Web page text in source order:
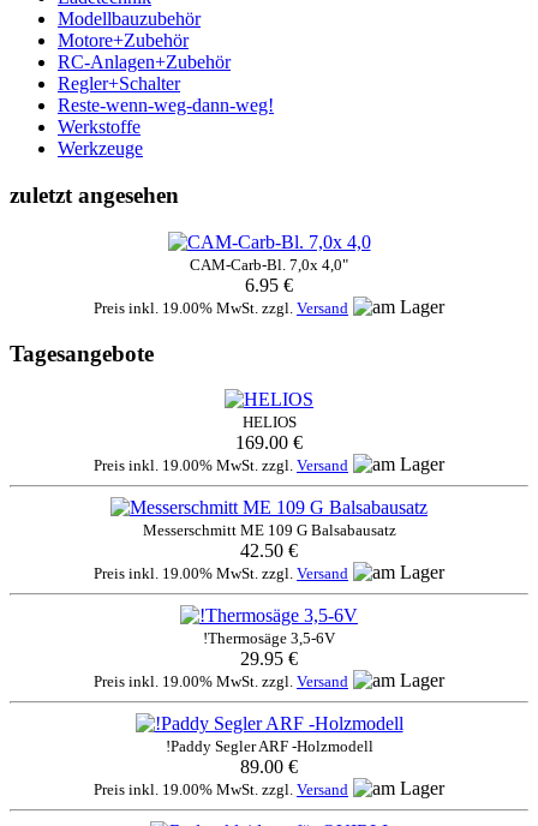
Modellbauzubehör
Motore+Zubehör
RC-Anlagen+Zubehör
Regler+Schalter
Reste-wenn-weg-dann-weg!
Werkstoffe
Werkzeuge
zuletzt angesehen
CAM-Carb-Bl. 7,0x 4,0"
6.95 €
Preis inkl. 19.00% MwSt. zzgl. Versand
Tagesangebote
HELIOS
169.00 €
Preis inkl. 19.00% MwSt. zzgl. Versand
Messerschmitt ME 109 G Balsabausatz
42.50 €
Preis inkl. 19.00% MwSt. zzgl. Versand
!Thermosäge 3,5-6V
29.95 €
Preis inkl. 19.00% MwSt. zzgl. Versand
!Paddy Segler ARF -Holzmodell
89.00 €
Preis inkl. 19.00% MwSt. zzgl. Versand